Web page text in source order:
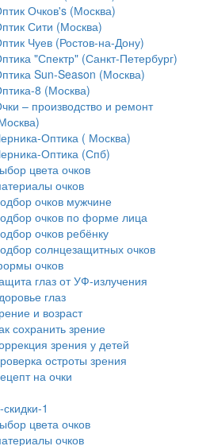
Очков's (Москва)
Сити (Москва)
Чуев (Ростов-на-Дону)
"Спектр" (Санкт-Петербург)
Sun-Season (Москва)
8 (Москва)
– производство и ремонт
Оптика ( Москва)
Оптика (Спб)
цвета очков
очков
очков мужчине
очков по форме лица
очков ребёнку
солнцезащитных очков
очков
глаз от УФ-излучения
глаз
и возраст
сохранить зрение
зрения у детей
остроты зрения
на очки
1
цвета очков
очков